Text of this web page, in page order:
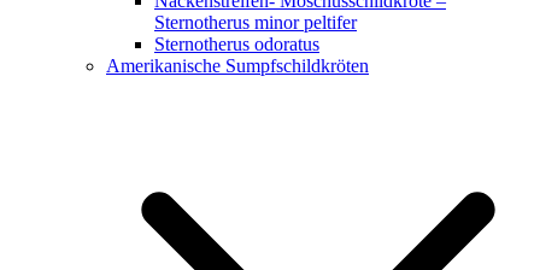
Sternotherus minor peltifer
Sternotherus odoratus
Amerikanische Sumpfschildkröten